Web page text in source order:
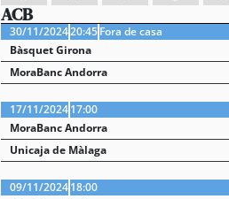
ACB
30/11/202420:45 Fora de casa
Bàsquet Girona
MoraBanc Andorra
17/11/2024 17:00
MoraBanc Andorra
Unicaja de Màlaga
09/11/2024 18:00